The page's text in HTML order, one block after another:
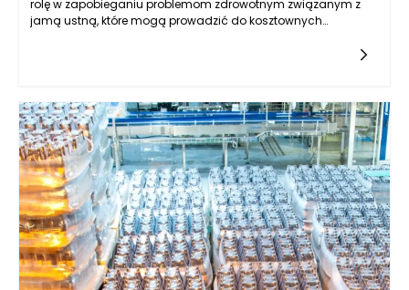
rolę w zapobieganiu problemom zdrowotnym związanym z
jamą ustną, które mogą prowadzić do kosztownych
stomatologicznych, takich jak próchnica, choroby dziąseł czy
wykrywanie daje możliwość podjęcia działań
zapobiegawczych, które mogą znacząco ograniczyć
potrzebę bardziej inwazyjnych i kosztownych zabiegów.
Dentysta podczas regularnych wizyt jest w stanie ocenić stan
uzębienia pacjenta, a także dostarczyć wskazówek
dotyczących higieny jamy ustnej i stylu życia, które sprzyjają
zdrowiu zębów. Odpowiednie nawyki dotyczące higieny, takie
jak systematyczne szczotkowanie i nitkowanie zębów, a także
unikanie szkodliwych pokarmów i napojów, mogą znacząco
przyczynić się do dłuższego zachowania zdrowia zębów.